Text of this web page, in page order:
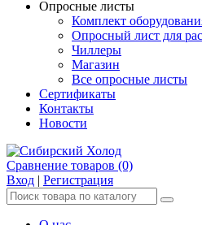
Опросные листы
Комплект
Опросный лист для
Чиллеры
Магазин
Все опросные листы
Сертификаты
Контакты
Новости
Сравнение товаров (0)
Вход | Регистрация